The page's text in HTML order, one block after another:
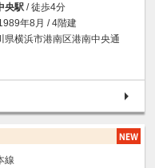
央駅 / 徒歩4分
年8月 / 4階建
県横浜市港南区港南中央通
線